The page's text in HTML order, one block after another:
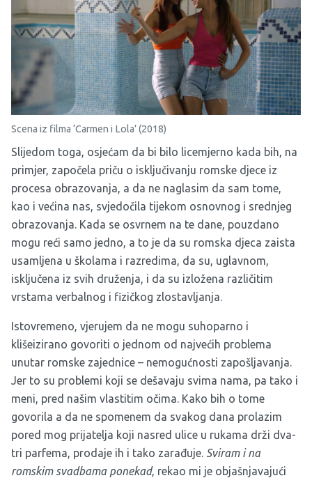
Scena iz filma ‘Carmen i Lola’ (2018)
Slijedom toga, osjećam da bi bilo licemjerno kada bih, na
primjer, započela priču o isključivanju romske djece iz
procesa obrazovanja, a da ne naglasim da sam tome,
kao i većina nas, svjedočila tijekom osnovnog i srednjeg
obrazovanja. Kada se osvrnem na te dane, pouzdano
mogu reći samo jedno, a to je da su romska djeca zaista
usamljena u školama i razredima, da su, uglavnom,
isključena iz svih druženja, i da su izložena različitim
vrstama verbalnog i fizičkog zlostavljanja.
Istovremeno, vjerujem da ne mogu suhoparno i
klišeizirano govoriti o jednom od najvećih problema
unutar romske zajednice – nemogućnosti zapošljavanja.
Jer to su problemi koji se dešavaju svima nama, pa tako i
meni, pred našim vlastitim očima. Kako bih o tome
govorila a da ne spomenem da svakog dana prolazim
pored mog prijatelja koji nasred ulice u rukama drži dva-
tri parfema, prodaje ih i tako zarađuje. Sviram i na
romskim svadbama ponekad, rekao mi je objašnjavajući